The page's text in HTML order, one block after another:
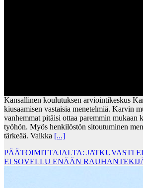
Kansallinen koulutuksen arviointikeskus
kiusaamisen vastaisia menetelmiä. Karvin
vanhemmat pitäisi ottaa paremmin mukaan
työhön. Myös henkilöstön sitoutuminen
tärkeää. Vaikka [...]
PÄÄTOIMITTAJALTA: JATKUVASTI
EI SOVELLU ENÄÄN